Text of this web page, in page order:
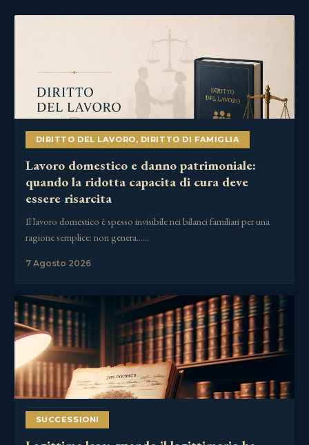
DIRITTO DEL LAVORO, DIRITTO DI FAMIGLIA
Lavoro domestico e danno patrimoniale:
quando la ridotta capacita di cura deve
essere risarcita
Il lavoro domestico è spesso invisibile nei bilanci familiari per una
ragione semplice: non genera……
7 Agosto 2026
SUCCESSIONI